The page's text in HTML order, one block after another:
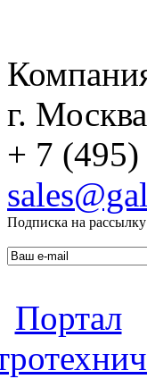
г.
+ 7
Подписка на рассылку